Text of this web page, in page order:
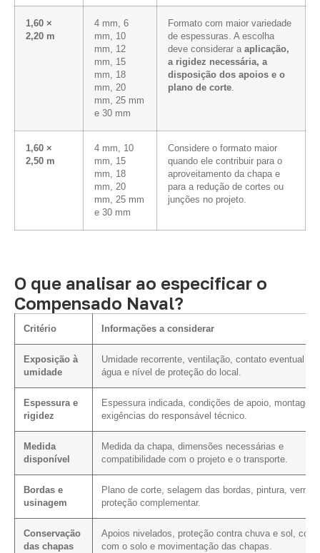
1,60 ×
2,20 m
4 mm, 6
mm, 10
mm, 12
mm, 15
mm, 18
mm, 20
mm, 25 mm
e 30 mm
Formato com maior variedade
de espessuras. A escolha
deve considerar a aplicação,
a rigidez necessária, a
disposição dos apoios e o
plano de corte.
1,60 ×
2,50 m
4 mm, 10
mm, 15
mm, 18
mm, 20
mm, 25 mm
e 30 mm
Considere o formato maior
quando ele contribuir para o
aproveitamento da chapa e
para a redução de cortes ou
junções no projeto.
O que analisar ao especificar o
Compensado Naval?
Critério Informações a considerar
Exposição à
umidade
Umidade recorrente, ventilação, contato eventual
água e nível de proteção do local.
Espessura e
rigidez
Espessura indicada, condições de apoio, montagem
exigências do responsável técnico.
Medida
disponível
Medida da chapa, dimensões necessárias e
compatibilidade com o projeto e o transporte.
Bordas e
usinagem
Plano de corte, selagem das bordas, pintura, verniz
proteção complementar.
Conservação
das chapas
Apoios nivelados, proteção contra chuva e sol,
com o solo e movimentação das chapas.